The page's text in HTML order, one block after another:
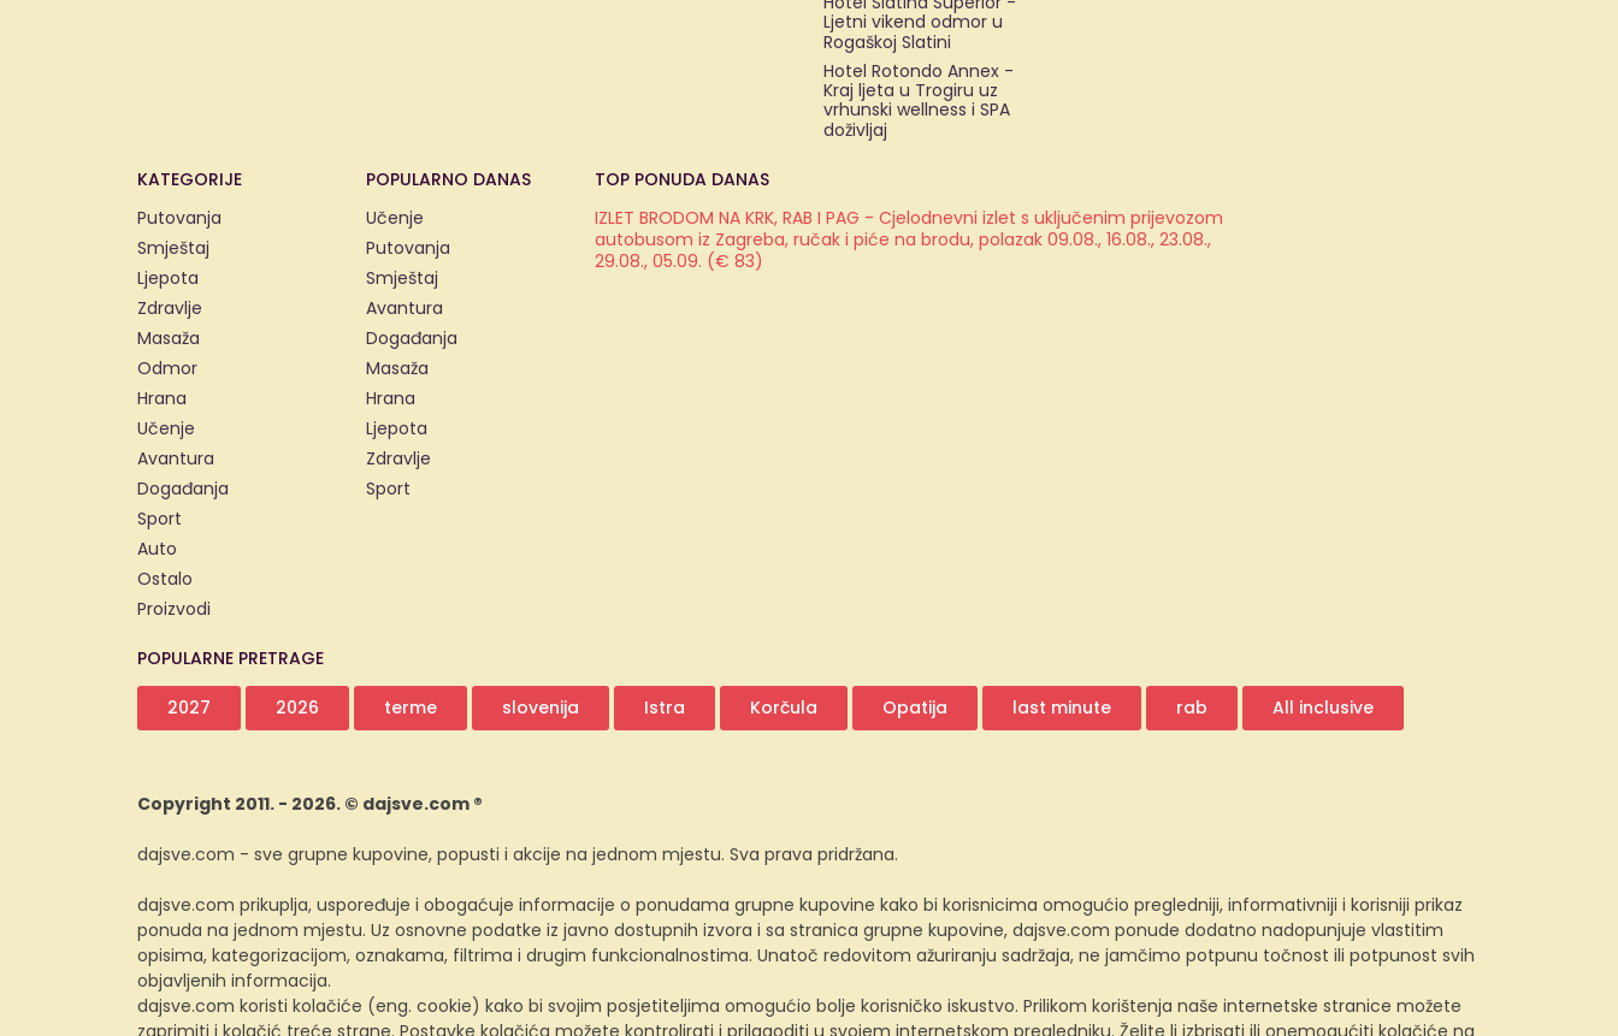
Ljetni vikend odmor u
Rogaškoj Slatini
Hotel Rotondo Annex -
Kraj ljeta u Trogiru uz
vrhunski wellness i SPA
doživljaj
KATEGORIJE
Putovanja
Smještaj
Ljepota
Zdravlje
Masaža
Odmor
Hrana
Učenje
Avantura
Događanja
Sport
Auto
Ostalo
Proizvodi
POPULARNO DANAS
Učenje
Putovanja
Smještaj
Avantura
Događanja
Masaža
Hrana
Ljepota
Zdravlje
Sport
TOP PONUDA DANAS
IZLET BRODOM NA KRK, RAB I PAG - Cjelodnevni izlet s uključenim prijevozom
autobusom iz Zagreba, ručak i piće na brodu, polazak 09.08., 16.08., 23.08.,
29.08., 05.09. (€ 83)
POPULARNE PRETRAGE
2027 2026 terme slovenija Istra Korčula Opatija last minute rab All inclusive
Copyright 2011. - 2026. © dajsve.com ®
dajsve.com - sve grupne kupovine, popusti i akcije na jednom mjestu. Sva prava pridržana.
dajsve.com prikuplja, uspoređuje i obogaćuje informacije o ponudama grupne kupovine kako bi korisnicima omogućio pregledniji, informativniji i korisniji prikaz
ponuda na jednom mjestu. Uz osnovne podatke iz javno dostupnih izvora i sa stranica grupne kupovine, dajsve.com ponude dodatno nadopunjuje vlastitim
opisima, kategorizacijom, oznakama, filtrima i drugim funkcionalnostima. Unatoč redovitom ažuriranju sadržaja, ne jamčimo potpunu točnost ili potpunost svih
objavljenih informacija.
dajsve.com koristi kolačiće (eng. cookie) kako bi svojim posjetiteljima omogućio bolje korisničko iskustvo. Prilikom korištenja naše internetske stranice možete
zaprimiti i kolačić treće strane. Postavke kolačića možete kontrolirati i prilagoditi u svojem internetskom pregledniku. Želite li izbrisati ili onemogućiti kolačiće na